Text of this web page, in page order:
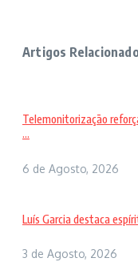
Artigos
Telemonitorização
...
6 de Agosto, 2026
Luís Garcia destaca
3 de Agosto, 2026